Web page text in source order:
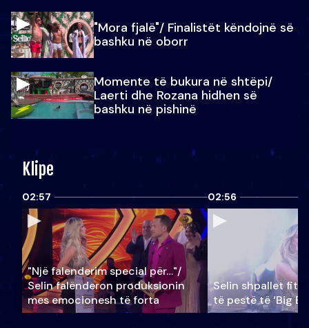
"Mora fjalë"/ Finalistët këndojnë së
bashku në oborr
Momente të bukura në shtëpi/
Laerti dhe Rozana hidhen së
bashku në pishinë
Klipe
02:57
"Një falenderim special për…"/
Selin falënderon produksionin
mes emocionesh të forta
02:56
Selin shpallet
të pestë të ‘Big